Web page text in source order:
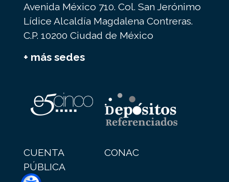
Avenida México 710. Col. San Jerónimo
Lídice Alcaldía Magdalena Contreras.
C.P. 10200 Ciudad de México
+ más sedes
CUENTA
PÚBLICA
CONAC